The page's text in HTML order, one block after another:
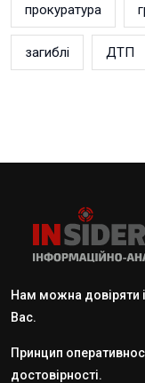
прокуратура
загиблі ДТП
Нам можна довіряти
Вас.
Принцип
достовірності.